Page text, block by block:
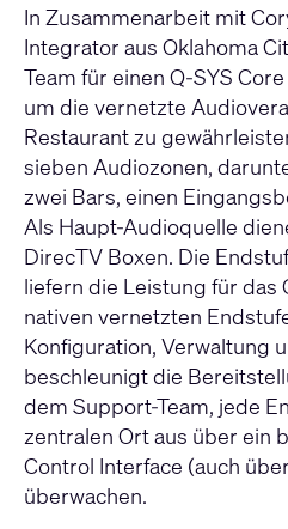
In Zusammenarbeit mit
Integrator aus Oklahoma
Team für einen Q-SYS
um die vernetzte
Restaurant zu
sieben Audiozonen,
zwei Bars, einen
Als Haupt-Audioquelle
DirecTV Boxen. Die
liefern die Leistung für das
nativen vernetzten
Konfiguration, Verwaltung
beschleunigt die
dem Support-Team, jede
zentralen Ort aus über ein
Control Interface (auch
überwachen.